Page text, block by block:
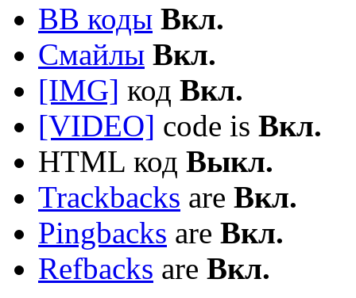
BB коды Вкл.
Смайлы Вкл.
[IMG] код Вкл.
[VIDEO] code is Вкл.
HTML код Выкл.
Trackbacks are Вкл.
Pingbacks are Вкл.
Refbacks are Вкл.